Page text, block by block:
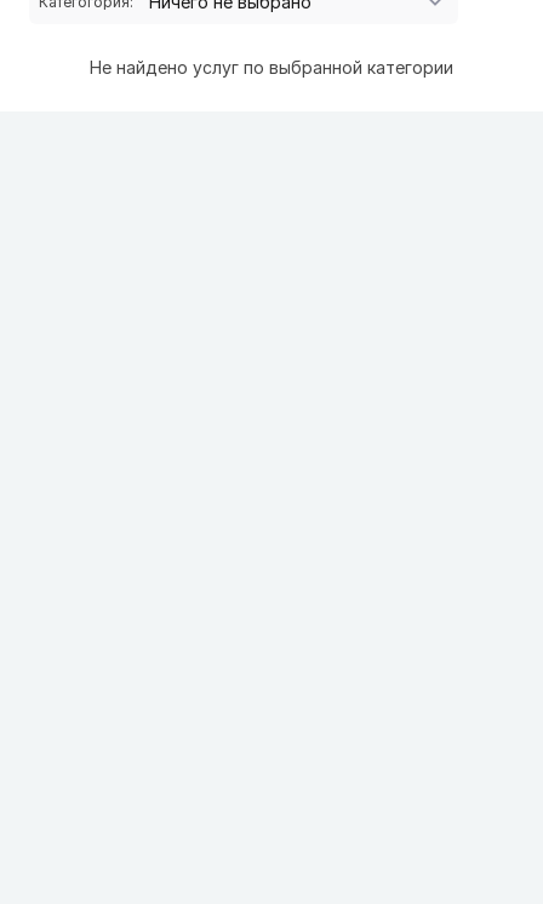
Не найдено услуг по выбранной категории